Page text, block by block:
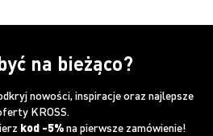
na bieżąco?
nowości, inspiracje oraz najlepsze
KROSS.
kod -5%na pierwsze zamówienie!